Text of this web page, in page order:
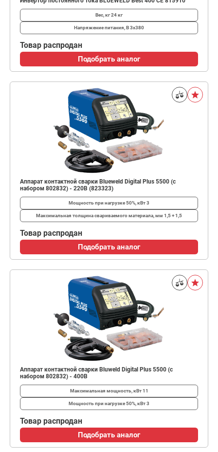
Вес, кг24 кг
Напряжение питания, В3х380
Товар распродан
Подобрать аналог
Аппарат контактной сварки Blueweld Digital Plus 5500 (с
набором 802832) - 220В (823323)
Мощность при нагрузке 50%, кВт3
Максимальная толщина свариваемого материала, мм 1,5 + 1,5
Товар распродан
Подобрать аналог
Аппарат контактной сварки Bluweld Digital Plus 5500 (с
набором 802832) - 400В
Максимальная мощность, кВт11
Мощность при нагрузке 50%, кВт3
Товар распродан
Подобрать аналог